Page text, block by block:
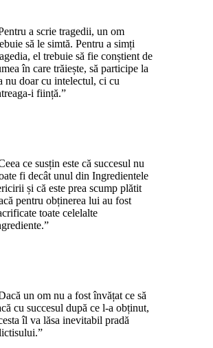
a scrie tragedii, un om
să le simtă. Pentru a simți
el trebuie să fie conștient de
în care trăiește, să participe la
nu doar cu intelectul, ci cu
i ființă.”
ce susțin este că succesul nu
fi decât unul din Ingredientele
și că este prea scump plătit
pentru obținerea lui au fost
toate celelalte
un om nu a fost învățat ce să
cu succesul după ce l-a obținut,
îl va lăsa inevitabil pradă